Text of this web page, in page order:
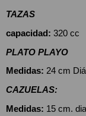
TAZAS
capacidad: 320 cc
PLATO PLAYO
Medidas: 24 cm
CAZUELAS:
Medidas: 15 cm.